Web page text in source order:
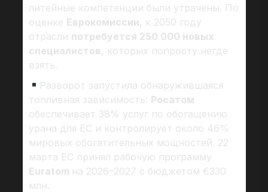
литейные компетенции были утрачены. По
оценке Еврокомиссии, к 2050 году
отрасли потребуется 250 000 новых
специалистов, которых попросту негде
взять.
Разворот запустила обнаружившаяся
топливная зависимость: Росатом
обеспечивает 38% услуг по обогащению
урана для ЕС и контролирует около 46%
мировых обогатительных мощностей. 22
марта ЕС принял рабочую программу
Euratom на 2026–2027 с бюджетом €330
млн.